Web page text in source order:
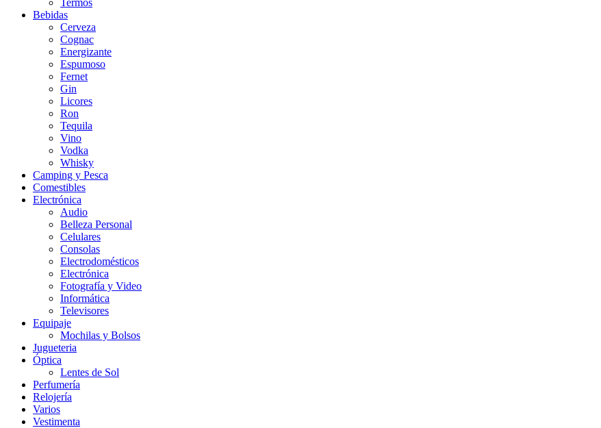
Termos
Bebidas
Cerveza
Cognac
Energizante
Espumoso
Fernet
Gin
Licores
Ron
Tequila
Vino
Vodka
Whisky
Camping y Pesca
Comestibles
Electrónica
Audio
Belleza Personal
Celulares
Consolas
Electrodomésticos
Electrónica
Fotografía y Video
Informática
Televisores
Equipaje
Mochilas y Bolsos
Jugueteria
Óptica
Lentes de Sol
Perfumería
Relojería
Varios
Vestimenta